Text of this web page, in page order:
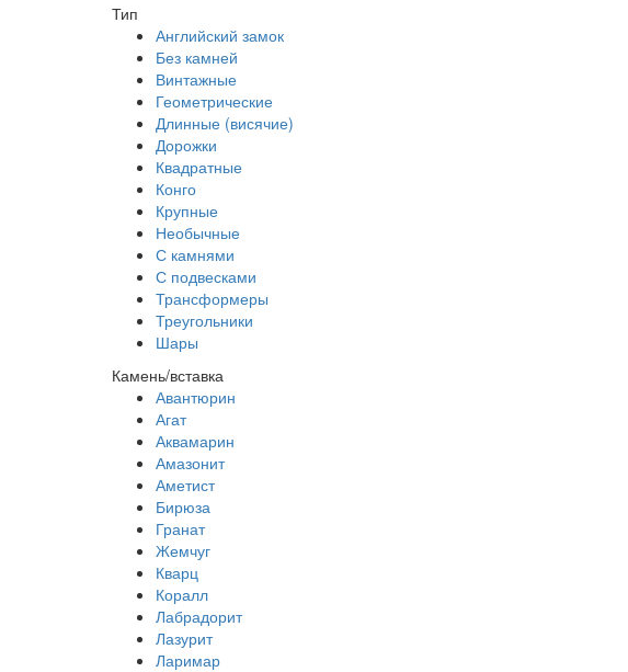
Тип
Английский замок
Без камней
Винтажные
Геометрические
Длинные (висячие)
Дорожки
Квадратные
Конго
Крупные
Необычные
С камнями
С подвесками
Трансформеры
Треугольники
Шары
Камень/вставка
Авантюрин
Агат
Аквамарин
Амазонит
Аметист
Бирюза
Гранат
Жемчуг
Кварц
Коралл
Лабрадорит
Лазурит
Ларимар